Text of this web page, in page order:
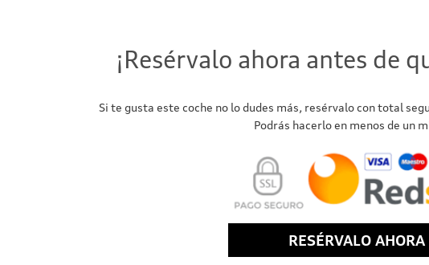
¡Resérvalo ahora antes de
Si te gusta este coche no lo dudes más, resérvalo con total
Podrás hacerlo en menos de un
RESÉRVALO AHORA